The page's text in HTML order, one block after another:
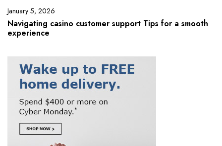
January 5, 2026
Navigating casino customer support Tips for a smooth
experience